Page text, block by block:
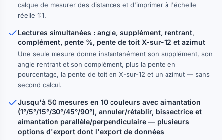
calque de mesurer des distances et d'imprimer à l'échelle
réelle 1:1.
Lectures simultanées : angle, supplément, rentrant,
complément, pente %, pente de toit X-sur-12 et azimut
Une seule mesure donne instantanément son supplément, son
angle rentrant et son complément, plus la pente en
pourcentage, la pente de toit en X-sur-12 et un azimut — sans
second calcul.
Jusqu'à 50 mesures en 10 couleurs avec aimantation
(1°/5°/15°/30°/45°/90°), annuler/rétablir, bissectrice et
aimantation parallèle/perpendiculaire — plusieurs
options d'export dont l'export de données